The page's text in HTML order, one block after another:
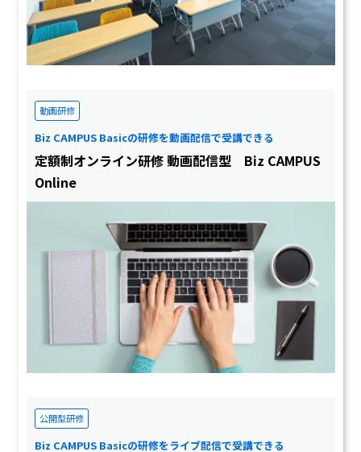
動画研修
Biz CAMPUS Basicの研修を動画配信で受講できる
定額制オンライン研修 動画配信型 Biz CAMPUS
Online
公開型研修
Biz CAMPUS Basicの研修をライブ配信で受講できる